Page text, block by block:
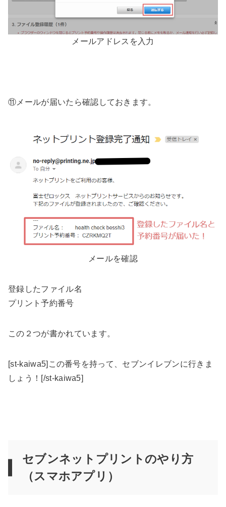
メールアドレスを入力
⑪メールが届いたら確認しておきます。
メールを確認
登録したファイル名
プリント予約番号
この２つが書かれています。
[st-kaiwa5]この番号を持って、セブンイレブンに行きま
しょう！[/st-kaiwa5]
セブンネットプリントのやり方
（スマホアプリ）